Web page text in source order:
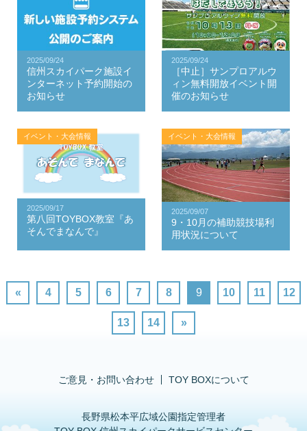
2025/09/24
信州スカイパーク施設イ
ンターネット予約開始の
お知らせ
2025/09/24
［中止］サンプロアルウ
ィン無料開放イベント開
催のお知らせ
イベント・大会情報
2025/09/17
第八回TOYBOX教室『あ
そんでまなんで』
イベント・大会情報
2025/09/07
9・10月の補助競技場利
用状況について
« 4 5 6 7 8 9 10 11 12
13 14 »
ご意見・お問い合わせ TOY BOXについて
長野県松本平広域公園指定管理者